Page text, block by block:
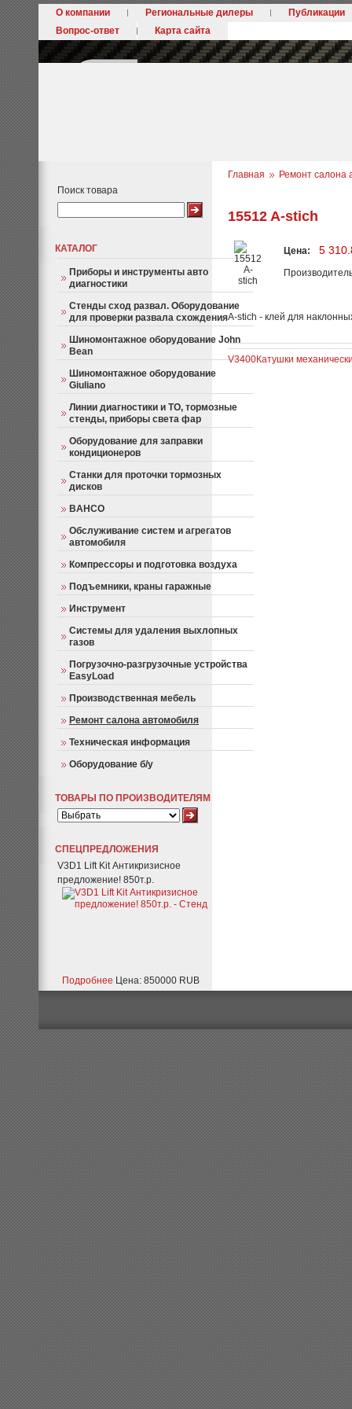
О компании Региональные дилеры
Публикации
Вопрос-ответ
Карта сайта
Поиск товара
КАТАЛОГ
Приборы и инструменты авто
диагностики
Стенды сход развал. Оборудование
для проверки развала схождения
Шиномонтажное оборудование John
Bean
Шиномонтажное оборудование
Giuliano
Линии диагностики и ТО, тормозные
стенды, приборы света фар
Оборудование для заправки
кондиционеров
Станки для проточки тормозных
дисков
BAHCO
Обслуживание систем и агрегатов
автомобиля
Компрессоры и подготовка воздуха
Подъемники, краны гаражные
Инструмент
Системы для удаления выхлопных
газов
Погрузочно-разгрузочные устройства
EasyLoad
Производственная мебель
Ремонт салона автомобиля
Техническая информация
Оборудование б/у
ТОВАРЫ ПО ПРОИЗВОДИТЕЛЯМ
СПЕЦПРЕДЛОЖЕНИЯ
V3D1 Lift Kit Антикризисное
предложение! 850т.р.
Подробнее Цена: 850000 RUB
Главная Ремонт салона
15512 A-stich
Цена: 5
A-stich - клей для
V3400Катушки